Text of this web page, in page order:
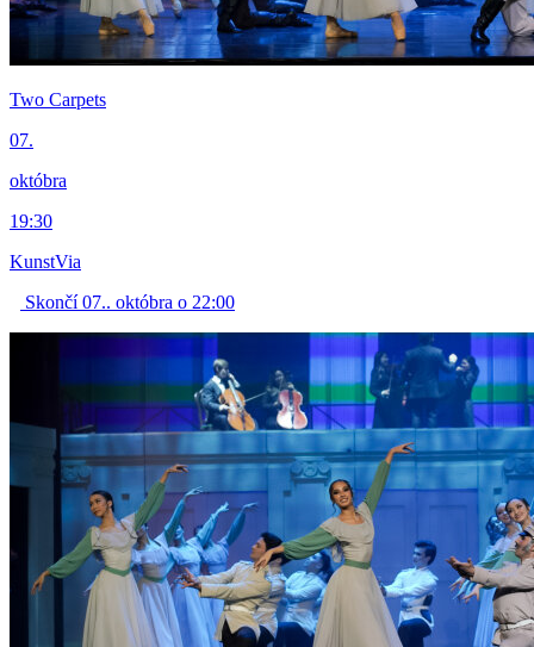
Two Carpets
07.
októbra
19:30
KunstVia
Skončí 07.. októbra o 22:00